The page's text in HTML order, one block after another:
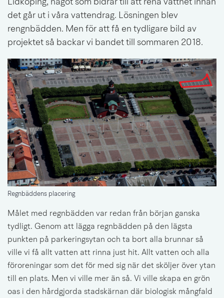
Lidköping, något som bidrar till att rena vattnet innan
det går ut i våra vattendrag. Lösningen blev
rengnbädden. Men för att få en tydligare bild av
projektet så backar vi bandet till sommaren 2018.
Regnbäddens placering
Målet med regnbädden var redan från början ganska
tydligt. Genom att lägga regnbädden på den lägsta
punkten på parkeringsytan och ta bort alla brunnar så
ville vi få allt vatten att rinna just hit. Allt vatten och alla
föroreningar som det för med sig när det sköljer över ytan
till en plats. Men vi ville mer än så. Vi ville skapa en grön
oas i den hårdgjorda stadskärnan där biologisk mångfald